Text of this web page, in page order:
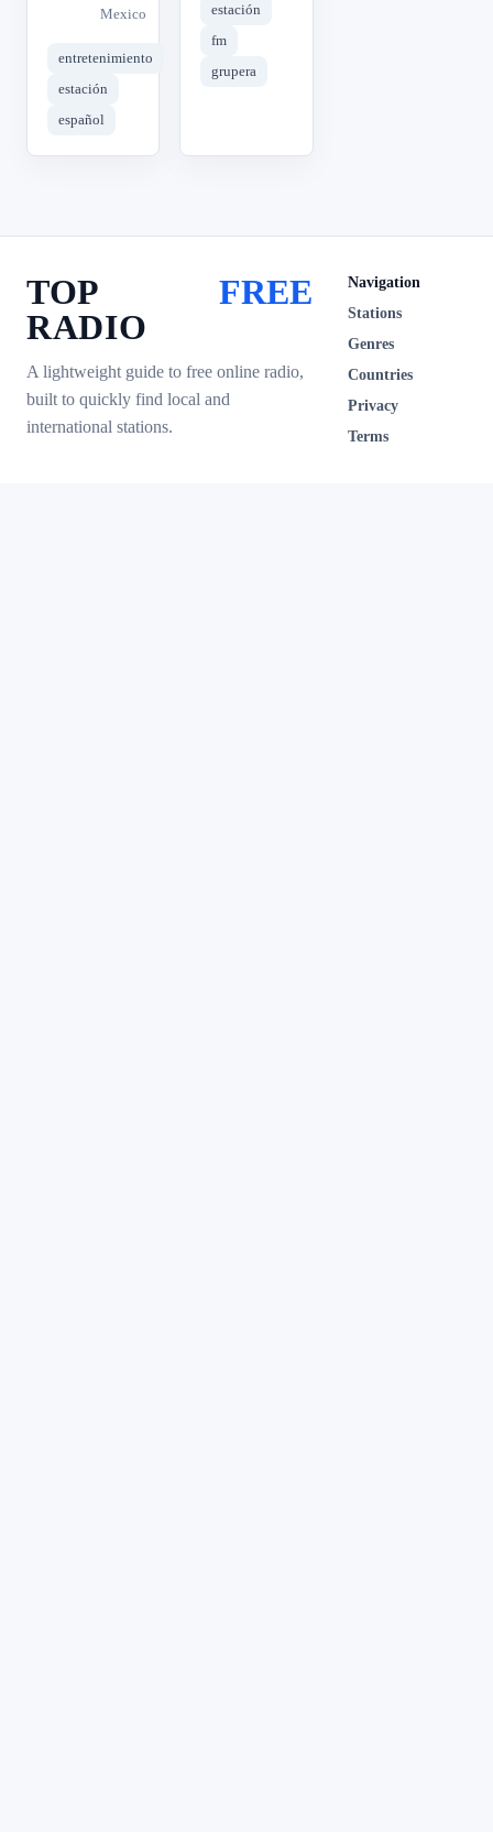
Mexico
entretenimiento
estación
español
estación
fm
grupera
TOP
RADIO
FREE
A lightweight guide to free online radio,
built to quickly find local and
international stations.
Navigation
Stations
Genres
Countries
Privacy
Terms